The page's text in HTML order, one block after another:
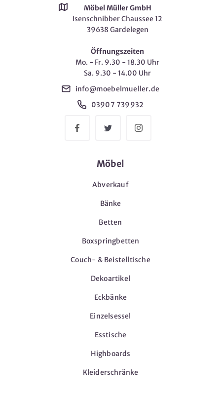
Möbel Müller GmbH
Isenschnibber Chaussee 12
39638 Gardelegen
Öffnungszeiten
Mo. - Fr. 9.30 - 18.30 Uhr
Sa. 9.30 - 14.00 Uhr
info@moebelmueller.de
03907 739932
Möbel
Abverkauf
Bänke
Betten
Boxspringbetten
Couch- & Beistelltische
Dekoartikel
Eckbänke
Einzelsessel
Esstische
Highboards
Kleiderschränke